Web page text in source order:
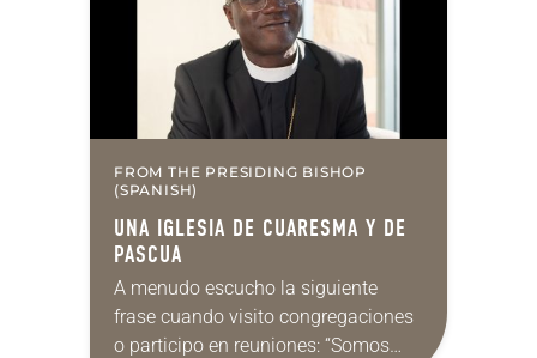
FROM THE PRESIDING BISHOP
(SPANISH)
UNA IGLESIA DE CUARESMA Y DE
PASCUA
A menudo escucho la siguiente
frase cuando visito congregaciones
o participo en reuniones: “Somos